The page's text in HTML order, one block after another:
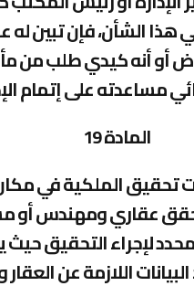
هذا الشأن، فإن تبين
أو أنه كيدي طلب من
مساعدته على إتمام
المادة 19
تحقيق الملكية في
عقاري ومهندس أو
لإجراء التحقيق
اللازمة عن